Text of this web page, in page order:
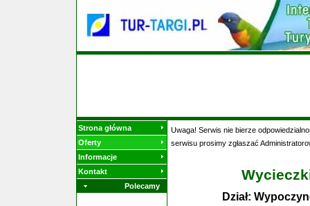
Strona główna
Oferty
Informacje
Kontakt
Polecamy
Uwaga! Serwis nie bierze
serwisu prosimy zgłaszać
Dział: